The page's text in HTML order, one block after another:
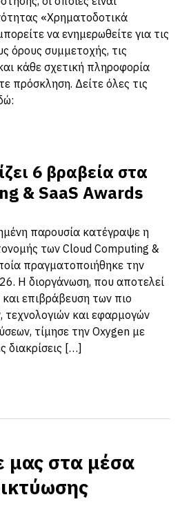
«Χρηματοδοτικά
να ενημερωθείτε για τις
όρους συμμετοχής, τις
κάθε σχετική πληροφορία
πρόσκληση. Δείτε όλες τις
6 βραβεία στα
& SaaS Awards
παρουσία κατέγραψε η
των Cloud Computing &
πραγματοποιήθηκε την
Η διοργάνωση, που αποτελεί
επιβράβευση των πιο
τεχνολογιών και εφαρμογών
τίμησε την Oxygen με
διακρίσεις […]
μας στα μέσα